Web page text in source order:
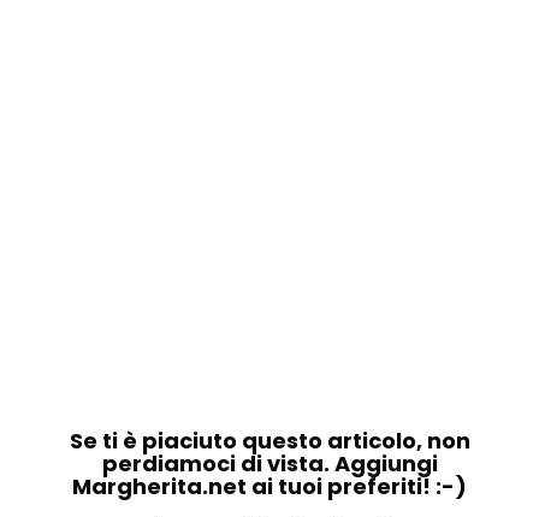
Se ti è piaciuto questo articolo, non
perdiamoci di vista. Aggiungi
Margherita.net ai tuoi preferiti! :-)